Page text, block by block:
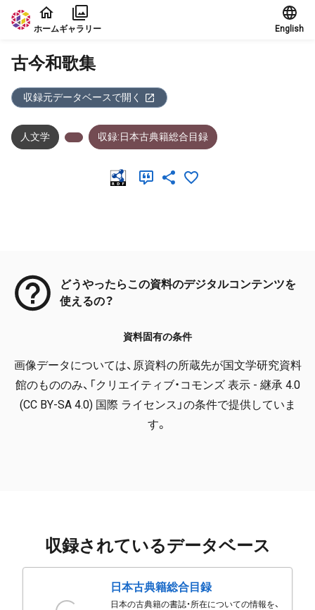
本文に飛ぶ
ホームギャラリー English
古今和歌集
収録元データベースで開く
人文学 収録:日本古典籍総合目録
どうやったらこの資料のデジタルコンテンツを
使えるの？
資料固有の条件
画像データについては、原資料の所蔵先が国文学研究資料
館のもののみ、「クリエイティブ・コモンズ 表示 - 継承 4.0
(CC BY-SA 4.0) 国際 ライセンス」の条件で提供していま
す。
収録されているデータベース
日本古典籍総合目録
日本の古典籍の書誌・所在についての情報を、